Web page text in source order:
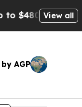
AfterView all
AGP